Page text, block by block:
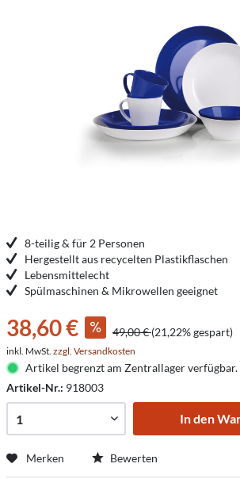
8-teilig & für 2 Personen
Hergestellt aus recycelten Plastikflaschen
Lebensmittelecht
Spülmaschinen & Mikrowellen geeignet
38,60 € 49,00 €(21,22% gespart)
inkl. MwSt. zzgl. Versandkosten
Artikel begrenzt am Zentrallager verfügbar.
Artikel-Nr.: 918003
In den
Merken Bewerten